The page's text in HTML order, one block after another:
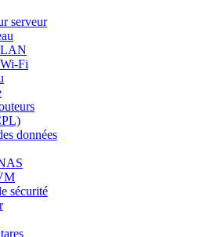
serveur
LAN
Fi
données
sécurité